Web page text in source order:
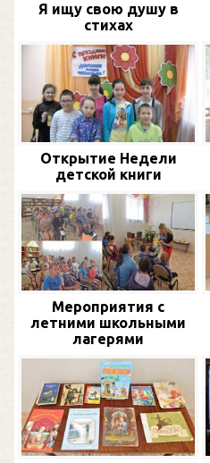
Я ищу свою душу в
стихах
Открытие Недели
детской книги
Мероприятия с
летними школьными
лагерями